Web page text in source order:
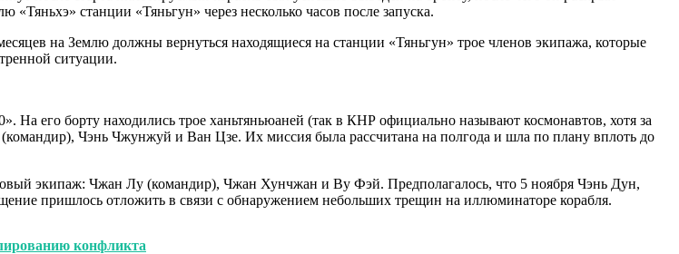
станции «Тяньгун» через несколько часов после запуска.
на Землю должны вернуться находящиеся на станции «Тяньгун» трое членов экипажа, которые
ситуации.
его борту находились трое ханьтяньюаней (так в КНР официально называют космонавтов, хотя за
Чэнь Чжунжуй и Ван Цзе. Их миссия была рассчитана на полгода и шла по плану вплоть до
экипаж: Чжан Лу (командир), Чжан Хунчжан и Ву Фэй. Предполагалось, что 5 ноября Чэнь Дун,
пришлось отложить в связи с обнаружением небольших трещин на иллюминаторе корабля.
конфликта